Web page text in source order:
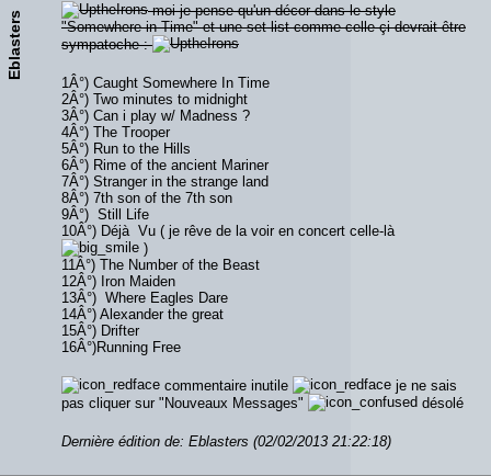
Eblasters
moi je pense qu'un décor dans le style
"Somewhere in Time" et une set-list comme celle-çi devrait être
sympatoche :
1Â°) Caught Somewhere In Time
2Â°) Two minutes to midnight
3Â°) Can i play w/ Madness ?
4Â°) The Trooper
5Â°) Run to the Hills
6Â°) Rime of the ancient Mariner
7Â°) Stranger in the strange land
8Â°) 7th son of the 7th son
9Â°) Still Life
10Â°) Déjà Vu ( je rêve de la voir en concert celle-là
)
11Â°) The Number of the Beast
12Â°) Iron Maiden
13Â°) Where Eagles Dare
14Â°) Alexander the great
15Â°) Drifter
16Â°)Running Free
commentaire inutile
je ne sais
pas cliquer sur "Nouveaux Messages"
désolé
Dernière édition de: Eblasters (02/02/2013 21:22:18)